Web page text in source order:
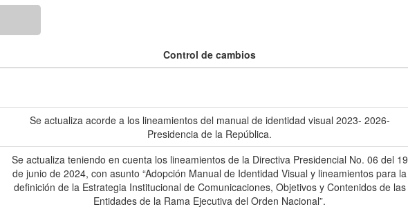
Control de cambios
Se actualiza acorde a los lineamientos del manual de identidad visual 2023- 2026-
Presidencia de la República.
Se actualiza teniendo en cuenta los lineamientos de la Directiva Presidencial No. 06 del 19
de junio de 2024, con asunto “Adopción Manual de Identidad Visual y lineamientos para la
definición de la Estrategia Institucional de Comunicaciones, Objetivos y Contenidos de las
Entidades de la Rama Ejecutiva del Orden Nacional”.